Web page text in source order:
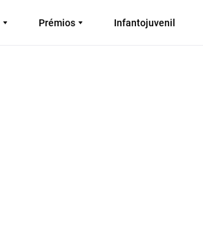
Prémios Infantojuvenil